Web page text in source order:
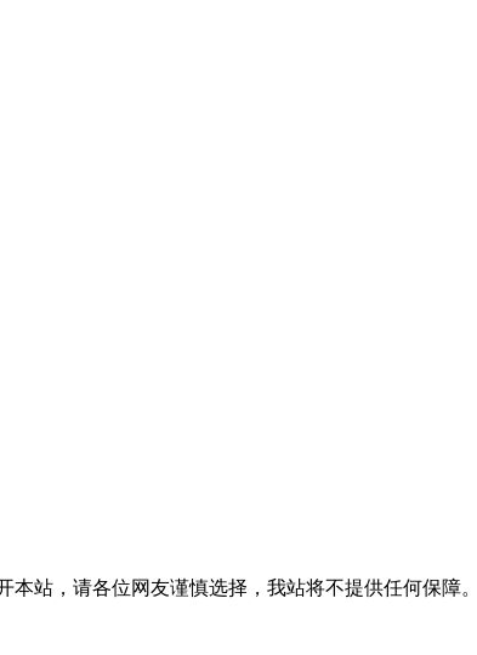
站，请各位网友谨慎选择，我站将不提供任何保障